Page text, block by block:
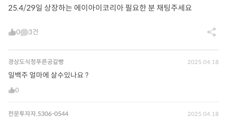
25.4/29일 상장하는 에이아이코리아 필요한 분 채팅주세요
0 3건
경상도식청푸른공갈빵 2025.04.18
일백주 얼마에 살수있나요 ?
0
전문투자자.5306-0544 2025.04.18